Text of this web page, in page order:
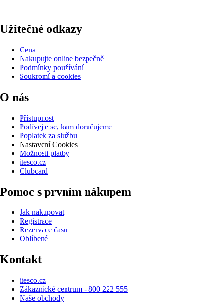
Užitečné odkazy
Cena
Nakupujte online bezpečně
Podmínky používání
Soukromí a cookies
O nás
Přístupnost
Podívejte se, kam doručujeme
Poplatek za službu
Nastavení Cookies
Možnosti platby
itesco.cz
Clubcard
Pomoc s prvním nákupem
Jak nakupovat
Registrace
Rezervace času
Oblíbené
Kontakt
itesco.cz
Zákaznické centrum - 800 222 555
Naše obchody